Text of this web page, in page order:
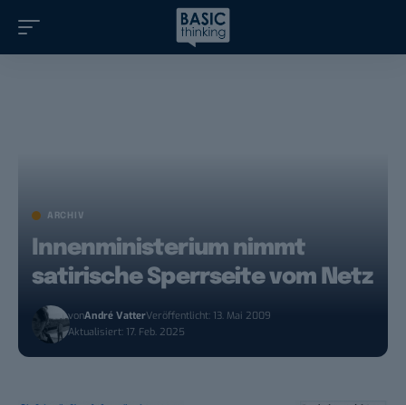
ARCHIV
Innenministerium nimmt
satirische Sperrseite vom Netz
vonAndré VatterVeröffentlicht: 13. Mai 2009
Aktualisiert: 17. Feb. 2025